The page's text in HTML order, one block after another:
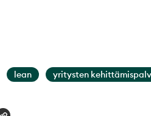
lean yritysten